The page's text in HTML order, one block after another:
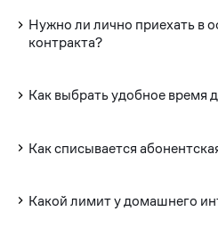
Нужно ли лично приехать в
контракта?
Как выбрать удобное время
Как списывается
Какой лимит у домашнего